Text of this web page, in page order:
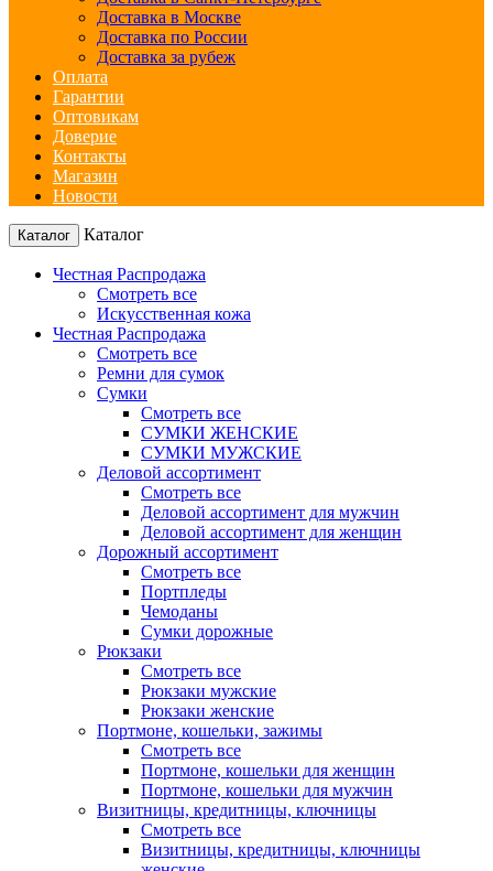
Доставка в Москве
Доставка по России
Доставка за рубеж
Оплата
Гарантии
Оптовикам
Доверие
Контакты
Магазин
Новости
Каталог Каталог
Честная Распродажа
Смотреть все
Искусственная кожа
Честная Распродажа
Смотреть все
Ремни для сумок
Сумки
Смотреть все
СУМКИ ЖЕНСКИЕ
СУМКИ МУЖСКИЕ
Деловой ассортимент
Смотреть все
Деловой ассортимент для мужчин
Деловой ассортимент для женщин
Дорожный ассортимент
Смотреть все
Портпледы
Чемоданы
Сумки дорожные
Рюкзаки
Смотреть все
Рюкзаки мужские
Рюкзаки женские
Портмоне, кошельки, зажимы
Смотреть все
Портмоне, кошельки для женщин
Портмоне, кошельки для мужчин
Визитницы, кредитницы, ключницы
Смотреть все
Визитницы, кредитницы, ключницы